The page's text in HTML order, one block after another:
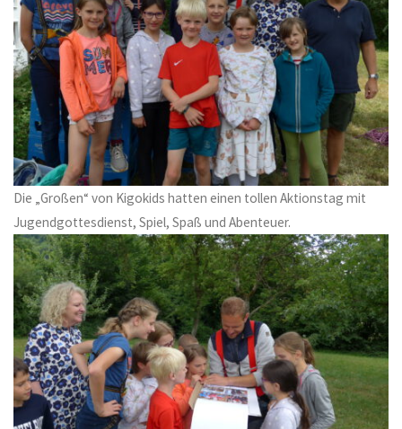
Die „Großen“ von Kigokids hatten einen tollen Aktionstag mit
Jugendgottesdienst, Spiel, Spaß und Abenteuer.